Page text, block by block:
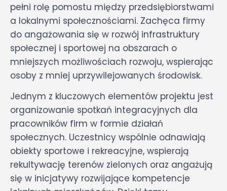
pełni rolę pomostu między przedsiębiorstwami
a lokalnymi społecznościami. Zachęca firmy
do angażowania się w rozwój infrastruktury
społecznej i sportowej na obszarach o
mniejszych możliwościach rozwoju, wspierając
osoby z mniej uprzywilejowanych środowisk.
Jednym z kluczowych elementów projektu jest
organizowanie spotkań integracyjnych dla
pracowników firm w formie działań
społecznych. Uczestnicy wspólnie odnawiają
obiekty sportowe i rekreacyjne, wspierają
rekultywację terenów zielonych oraz angażują
się w inicjatywy rozwijające kompetencje